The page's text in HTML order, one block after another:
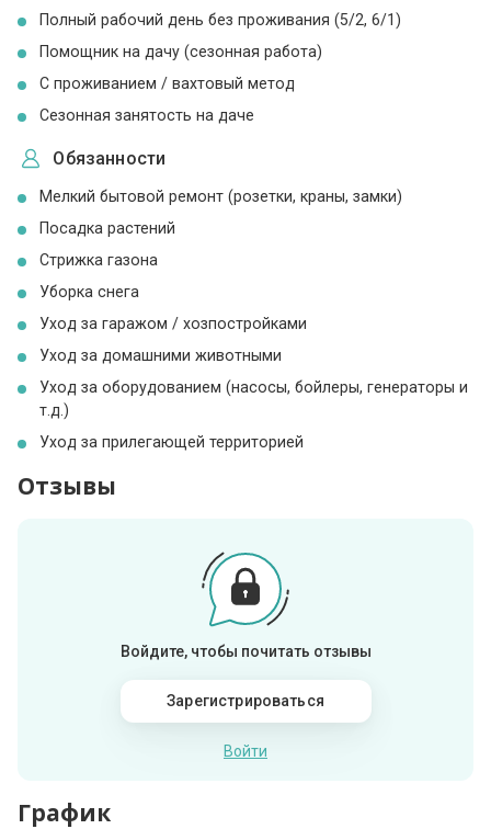
Полный рабочий день без проживания (5/2, 6/1)
Помощник на дачу (сезонная работа)
С проживанием / вахтовый метод
Сезонная занятость на даче
Обязанности
Мелкий бытовой ремонт (розетки, краны, замки)
Посадка растений
Стрижка газона
Уборка снега
Уход за гаражом / хозпостройками
Уход за домашними животными
Уход за оборудованием (насосы, бойлеры, генераторы и
т.д.)
Уход за прилегающей территорией
Отзывы
Войдите, чтобы почитать отзывы
Зарегистрироваться
Войти
График